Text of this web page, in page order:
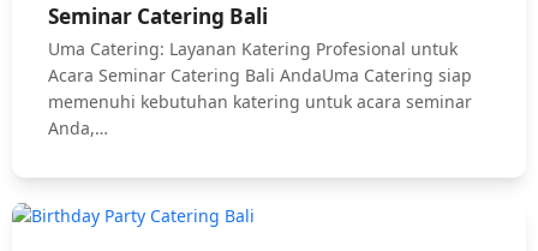
Seminar Catering Bali
Uma Catering: Layanan Katering Profesional untuk
Acara Seminar Catering Bali AndaUma Catering siap
memenuhi kebutuhan katering untuk acara seminar
Anda,…